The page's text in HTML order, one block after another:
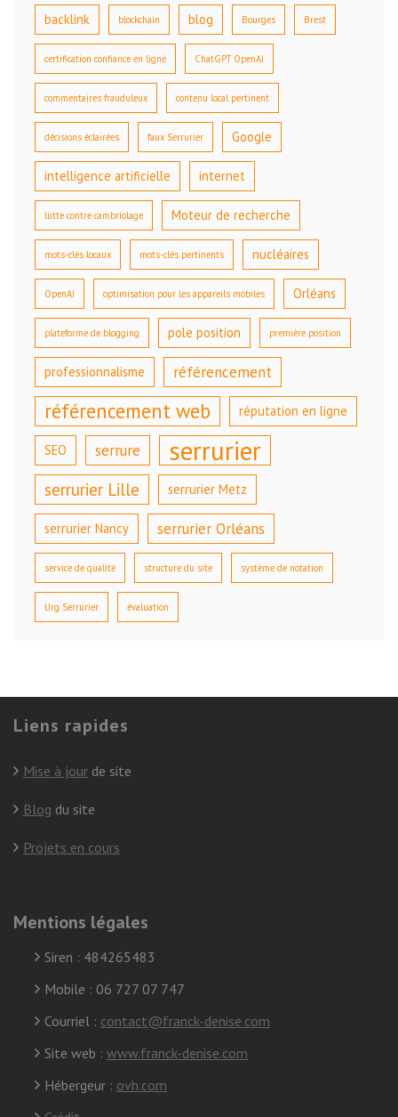
backlink blockchain blog Bourges Brest
certification confiance en ligne ChatGPT OpenAI
commentaires frauduleux contenu local pertinent
décisions éclairées faux Serrurier Google
intelligence artificielle internet
lutte contre cambriolage Moteur de recherche
mots-clés locaux mots-clés pertinents nucléaires
OpenAI optimisation pour les appareils mobiles Orléans
plateforme de blogging pole position première position
professionnalisme référencement
référencement web réputation en ligne
SEO serrure serrurier
serrurier Lille serrurier Metz
serrurier Nancy serrurier Orléans
service de qualité structure du site système de notation
Urg Serrurier évaluation
Liens rapides
Mise à jour de site
Blog du site
Projets en cours
Mentions légales
Siren : 484265483
Mobile : 06 727 07 747
Courriel : contact@franck-denise.com
Site web : www.franck-denise.com
Hébergeur : ovh.com